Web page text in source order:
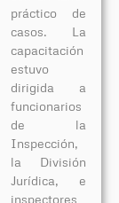
práctico de
casos. La
capacitación
estuvo
dirigida a
funcionarios
de la
Inspección,
la División
Jurídica, e
inspectores